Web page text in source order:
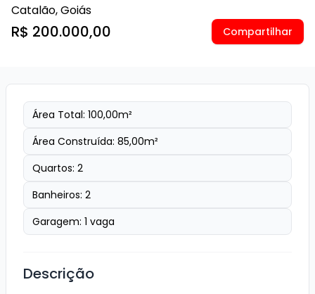
Catalão,Goiás
R$ 200.000,00 Compartilhar
Área Total: 100,00m²
Área Construída: 85,00m²
Quartos: 2
Banheiros: 2
Garagem: 1 vaga
Descrição